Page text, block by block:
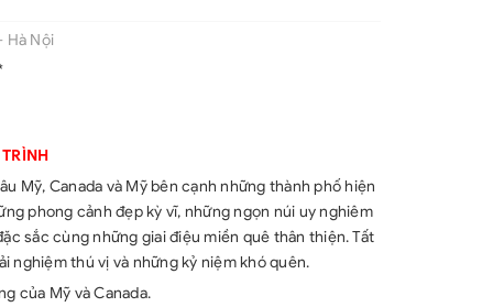
Hà Nội
Mỹ, Canada và Mỹ bên cạnh những thành phố hiện
phong cảnh đẹp kỳ vĩ, những ngọn núi uy nghiêm
sắc cùng những giai điệu miền quê thân thiện. Tất
nghiệm thú vị và những kỷ niệm khó quên.
của Mỹ và Canada.